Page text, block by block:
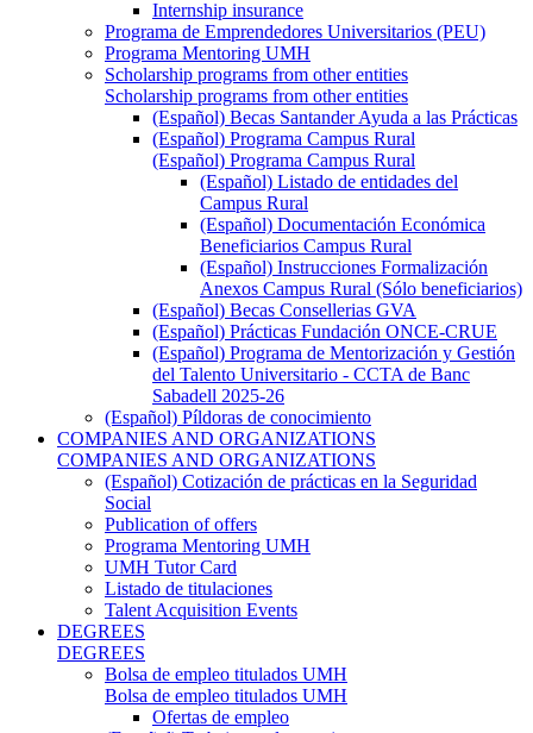
Internship insurance
Programa de Emprendedores Universitarios (PEU)
Programa Mentoring UMH
Scholarship programs from other entities
Scholarship programs from other entities
(Español) Becas Santander Ayuda a las Prácticas
(Español) Programa Campus Rural
(Español) Programa Campus Rural
(Español) Listado de entidades del
Campus Rural
(Español) Documentación Económica
Beneficiarios Campus Rural
(Español) Instrucciones Formalización
Anexos Campus Rural (Sólo beneficiarios)
(Español) Becas Consellerias GVA
(Español) Prácticas Fundación ONCE-CRUE
(Español) Programa de Mentorización y Gestión
del Talento Universitario - CCTA de Banc
Sabadell 2025-26
(Español) Píldoras de conocimiento
COMPANIES AND ORGANIZATIONS
COMPANIES AND ORGANIZATIONS
(Español) Cotización de prácticas en la Seguridad
Social
Publication of offers
Programa Mentoring UMH
UMH Tutor Card
Listado de titulaciones
Talent Acquisition Events
DEGREES
DEGREES
Bolsa de empleo titulados UMH
Bolsa de empleo titulados UMH
Ofertas de empleo